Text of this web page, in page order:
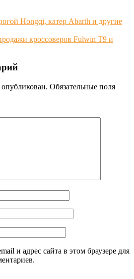
Hongqi, катер Abarth и другие
кроссоверов Fulwin T9 и
Обязательные поля
и адрес сайта в этом браузере для